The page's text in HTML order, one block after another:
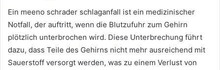
Ein meeno schrader schlaganfall ist ein medizinischer
Notfall, der auftritt, wenn die Blutzufuhr zum Gehirn
plötzlich unterbrochen wird. Diese Unterbrechung führt
dazu, dass Teile des Gehirns nicht mehr ausreichend mit
Sauerstoff versorgt werden, was zu einem Verlust von